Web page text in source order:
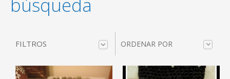
búsqueda
FILTROS ORDENAR POR